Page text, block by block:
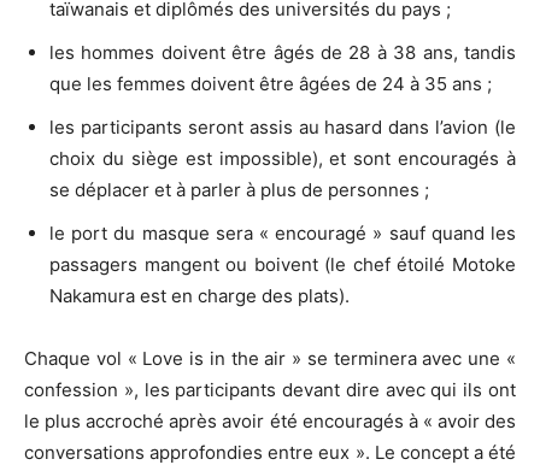
taïwanais et diplômés des universités du pays ;
les hommes doivent être âgés de 28 à 38 ans, tandis
que les femmes doivent être âgées de 24 à 35 ans ;
les participants seront assis au hasard dans l’avion (le
choix du siège est impossible), et sont encouragés à
se déplacer et à parler à plus de personnes ;
le port du masque sera « encouragé » sauf quand les
passagers mangent ou boivent (le chef étoilé Motoke
Nakamura est en charge des plats).
Chaque vol « Love is in the air » se terminera avec une «
confession », les participants devant dire avec qui ils ont
le plus accroché après avoir été encouragés à « avoir des
conversations approfondies entre eux ». Le concept a été